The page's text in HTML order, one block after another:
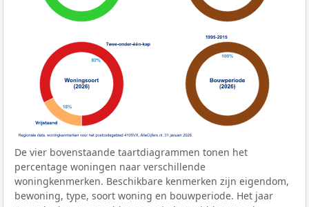
De vier bovenstaande taartdiagrammen tonen het
percentage woningen naar verschillende
woningkenmerken. Beschikbare kenmerken zijn eigendom,
bewoning, type, soort woning en bouwperiode. Het jaar